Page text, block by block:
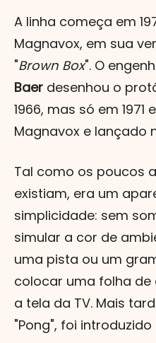
A linha começa em
Magnavox, em sua
"Brown Box". O
Baer desenhou o
1966, mas só em
Magnavox e lançado
Tal como os poucos
existiam, era um
simplicidade: sem
simular a cor de
uma pista ou um
colocar uma folha
a tela da TV. Mais
"Pong", foi introduzido